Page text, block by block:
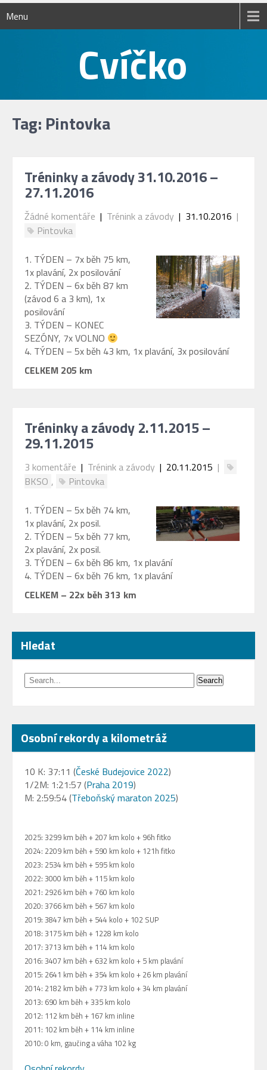
Menu
Tag: Pintovka
Tréninky a závody 31.10.2016 –
27.11.2016
Žádné komentáře | Trénink a závody | 31.10.2016 |
Pintovka
1. TÝDEN – 7x běh 75 km,
1x plavání, 2x posilování
2. TÝDEN – 6x běh 87 km
(závod 6 a 3 km), 1x
posilování
3. TÝDEN – KONEC
SEZÓNY, 7x VOLNO
4. TÝDEN – 5x běh 43 km, 1x plavání, 3x posilování
CELKEM 205 km
Tréninky a závody 2.11.2015 –
29.11.2015
3 komentáře | Trénink a závody | 20.11.2015 |
BKSO ,
Pintovka
1. TÝDEN – 5x běh 74 km,
1x plavání, 2x posil.
2. TÝDEN – 5x běh 77 km,
2x plavání, 2x posil.
3. TÝDEN – 6x běh 86 km, 1x plavání
4. TÝDEN – 6x běh 76 km, 1x plavání
CELKEM – 22x běh 313 km
Hledat
Osobní rekordy a kilometráž
10 K: 37:11 (České Budejovice 2022)
1/2M: 1:21:57 (Praha 2019)
M: 2:59:54 (Třeboňský maraton 2025)
2025: 3299 km běh + 207 km kolo + 96h fitko
2024: 2209 km běh + 590 km kolo + 121h fitko
2023: 2534 km běh + 595 km kolo
2022: 3000 km běh + 115 km kolo
2021: 2926 km běh + 760 km kolo
2020: 3766 km běh + 567 km kolo
2019: 3847 km běh + 544 kolo + 102 SUP
2018: 3175 km běh + 1228 km kolo
2017: 3713 km běh + 114 km kolo
2016: 3407 km běh + 632 km kolo + 5 km plavání
2015: 2641 km běh + 354 km kolo + 26 km plavání
2014: 2182 km běh + 773 km kolo + 34 km plavání
2013: 690 km běh + 335 km kolo
2012: 112 km běh + 167 km inline
2011: 102 km běh + 114 km inline
2010: 0 km, gaučing a váha 102 kg